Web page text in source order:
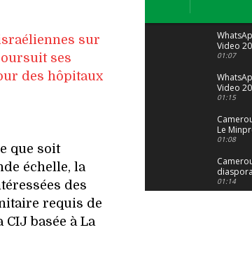
sur
ses
des hôpitaux
que soit
échelle, la
des
requis de
CIJ basée à La
Video
04 at 15
01:07
Video
29 at 12
01:15
Le
alerte
jeunes
01:08
diaspora
suivra-t-
l’appel
01:14